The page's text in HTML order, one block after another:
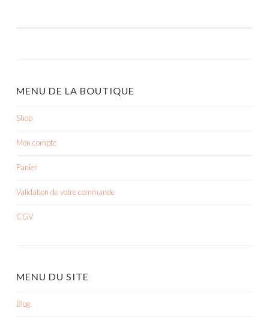
MENU DE LA BOUTIQUE
Shop
Mon compte
Panier
Validation de votre commande
CGV
MENU DU SITE
Blog